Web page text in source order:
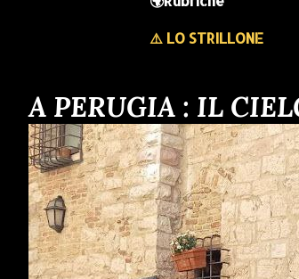
⚠️ LO STRILLONE
A PERUGIA : IL